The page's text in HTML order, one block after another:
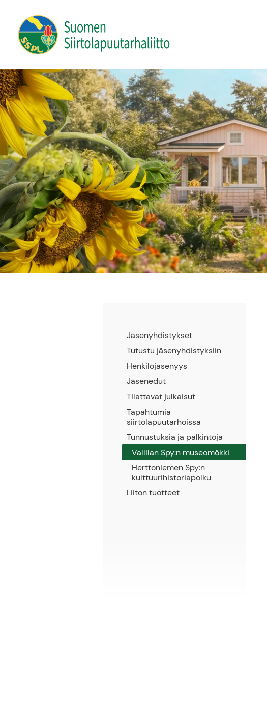
sivun
sisältöön
Suomen Siirtolapuutarhaliitto ry
Jäsenyhdistykset
Tutustu jäsenyhdistyksiin
Henkilöjäsenyys
Jäsenedut
Tilattavat julkaisut
Tapahtumia
siirtolapuutarhoissa
Tunnustuksia ja palkintoja
Vallilan Spy:n museomökki
Herttoniemen Spy:n
kulttuurihistoriapolku
Liiton tuotteet